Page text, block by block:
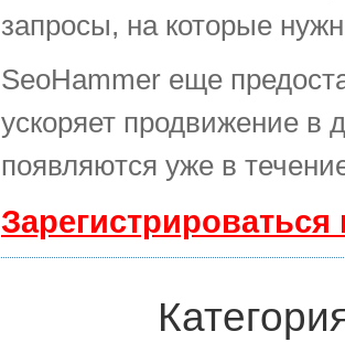
запросы, на которые
SeoHammer еще
ускоряет продвижение в
появляются уже в